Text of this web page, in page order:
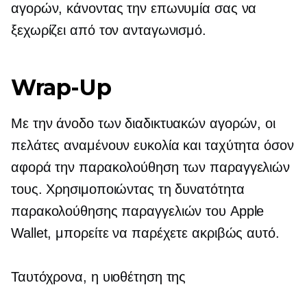
αγορών, κάνοντας την επωνυμία σας να
ξεχωρίζει από τον ανταγωνισμό.
Wrap-Up
Με την άνοδο των διαδικτυακών αγορών, οι
πελάτες αναμένουν ευκολία και ταχύτητα όσον
αφορά την παρακολούθηση των παραγγελιών
τους. Χρησιμοποιώντας τη δυνατότητα
παρακολούθησης παραγγελιών του Apple
Wallet, μπορείτε να παρέχετε ακριβώς αυτό.
Ταυτόχρονα, η υιοθέτηση της